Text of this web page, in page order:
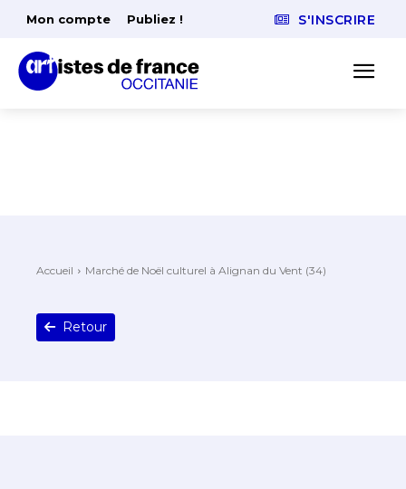
Mon compte Publiez ! S'INSCRIRE
Accueil Marché de Noël culturel à Alignan du Vent (34)
Retour